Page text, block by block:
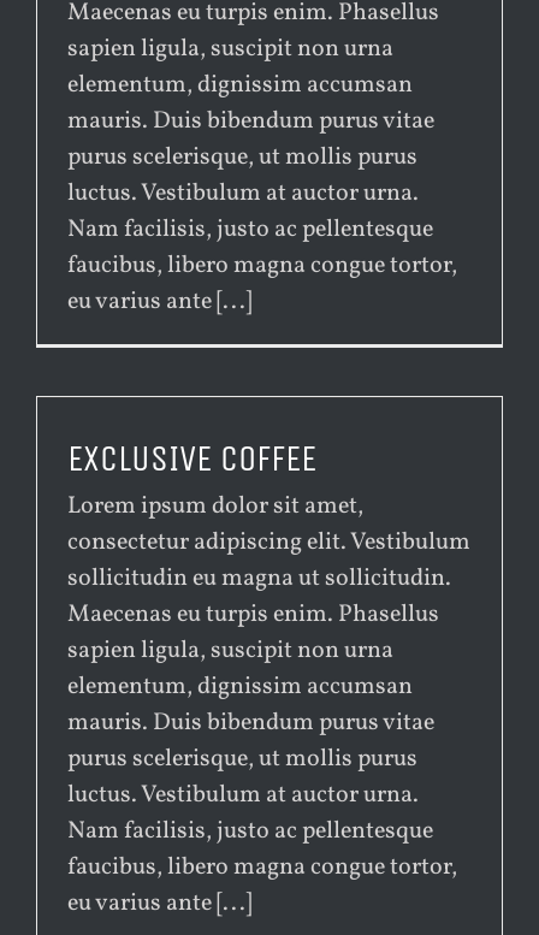
Maecenas eu turpis enim. Phasellus
sapien ligula, suscipit non urna
elementum, dignissim accumsan
mauris. Duis bibendum purus vitae
purus scelerisque, ut mollis purus
luctus. Vestibulum at auctor urna.
Nam facilisis, justo ac pellentesque
faucibus, libero magna congue tortor,
eu varius ante [...]
EXCLUSIVE COFFEE
Lorem ipsum dolor sit amet,
consectetur adipiscing elit. Vestibulum
sollicitudin eu magna ut sollicitudin.
Maecenas eu turpis enim. Phasellus
sapien ligula, suscipit non urna
elementum, dignissim accumsan
mauris. Duis bibendum purus vitae
purus scelerisque, ut mollis purus
luctus. Vestibulum at auctor urna.
Nam facilisis, justo ac pellentesque
faucibus, libero magna congue tortor,
eu varius ante [...]